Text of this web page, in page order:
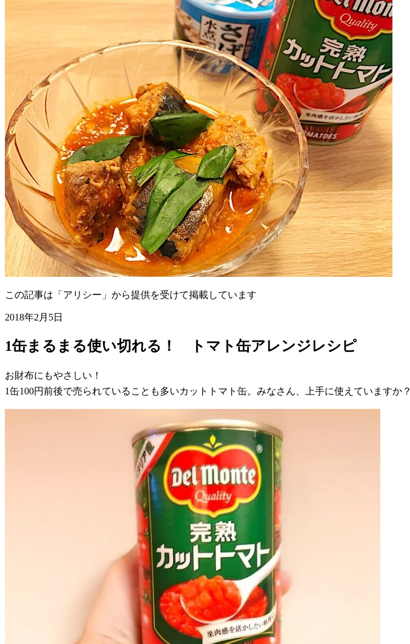
この記事は「アリシー」から提供を受けて掲載しています
2018年2月5日
1缶まるまる使い切れる！ トマト缶アレンジレシピ
お財布にもやさしい！
1缶100円前後で売られていることも多いカットトマト缶。みなさん、上手に使えていますか？